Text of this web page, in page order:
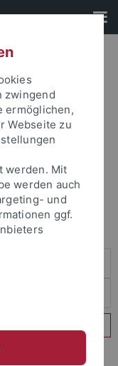
an um sich
zwingend
ermöglichen,
Webseite zu
werden. Mit
werden auch
und
ggf.